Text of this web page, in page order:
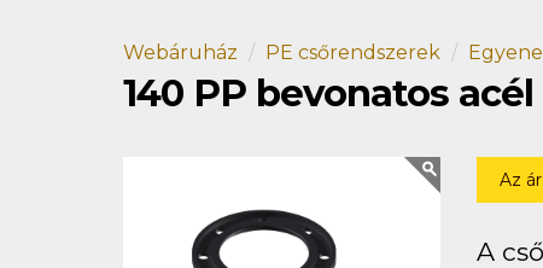
Webáruház PE csőrendszerek
140 PP bevonatos
Az
A